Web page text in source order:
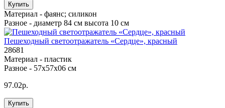
Купить
Материал - фаянс; силикон
Разное - диаметр 84 см высота 10 см
Пешеходный светоотражатель «Сердце», красный
28681
Материал - пластик
Разное - 57х57х06 см
97.02р.
Купить